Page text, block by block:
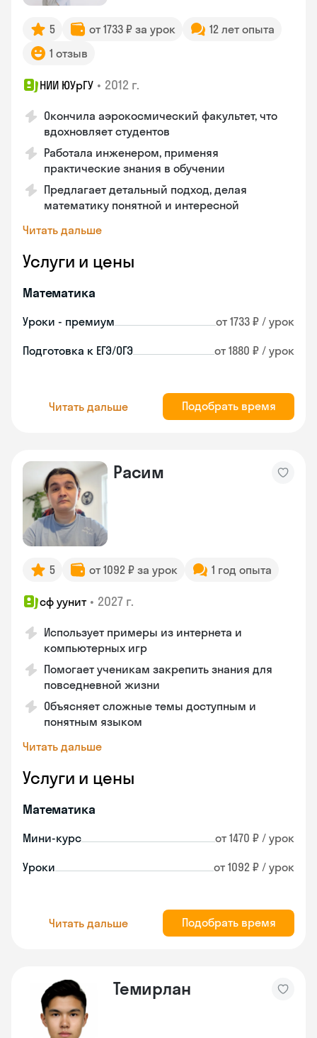
5 от 1733 ₽ за урок
12 лет опыта
1 отзыв
НИИ ЮУрГУ • 2012 г.
Окончила аэрокосмический факультет, что
вдохновляет студентов
Работала инженером, применяя
практические знания в обучении
Предлагает детальный подход, делая
математику понятной и интересной
Читать дальше
Услуги и цены
Математика
Уроки - премиум от 1733 ₽ / урок
Подготовка к ЕГЭ/ОГЭ от 1880 ₽ / урок
Читать дальше Подобрать время
Расим
5 от 1092 ₽ за урок 1 год опыта
сф уунит • 2027 г.
Использует примеры из интернета и
компьютерных игр
Помогает ученикам закрепить знания для
повседневной жизни
Объясняет сложные темы доступным и
понятным языком
Читать дальше
Услуги и цены
Математика
Мини-курс от 1470 ₽ / урок
Уроки от 1092 ₽ / урок
Читать дальше Подобрать время
Темирлан